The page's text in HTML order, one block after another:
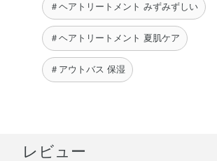
＃ヘアトリートメント みずみずしい
＃ヘアトリートメント 夏肌ケア
＃アウトバス 保湿
レビュー